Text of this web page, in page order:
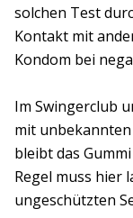
solchen Test
Kontakt mit
Kondom bei
Im Swingerclub
mit
bleibt das
Regel muss hier
ungeschützten